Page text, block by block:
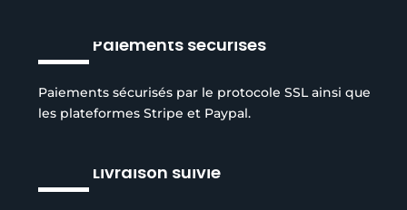
Paiements sécurisés
Paiements sécurisés par le protocole SSL ainsi que
les plateformes Stripe et Paypal.
Livraison suivie